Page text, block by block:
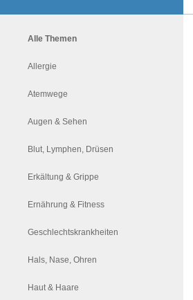
Alle Themen
Allergie
Atemwege
Augen & Sehen
Blut, Lymphen, Drüsen
Erkältung & Grippe
Ernährung & Fitness
Geschlechtskrankheiten
Hals, Nase, Ohren
Haut & Haare